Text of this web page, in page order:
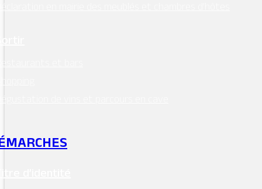
en mairie des meublés et chambres d’hôtes
et bars
de vins et parcours en cave
d’identité